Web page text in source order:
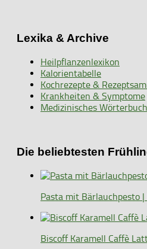
Lexika & Archive
Heilpflanzenlexikon
Kalorientabelle
Kochrezepte &
Krankheiten & Symptome
Medizinisches Wörterbuch
Die beliebtesten
Pasta mit Bärlauchpesto |
Biscoff Karamell Caffè